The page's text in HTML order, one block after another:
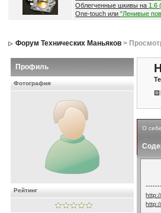
Облегченные шкивы на 1.6
One-touch или"Ленивые
Форум Технических Маньяков >
Профиль
Фотография
Рейтинг
О себе